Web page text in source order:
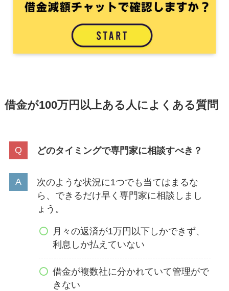
借金が100万円以上ある人によくある質問
どのタイミングで専門家に相談すべき？
次のような状況に1つでも当てはまるな
ら、できるだけ早く専門家に相談しまし
ょう。
月々の返済が1万円以下しかできず、
利息しか払えていない
借金が複数社に分かれていて管理がで
きない